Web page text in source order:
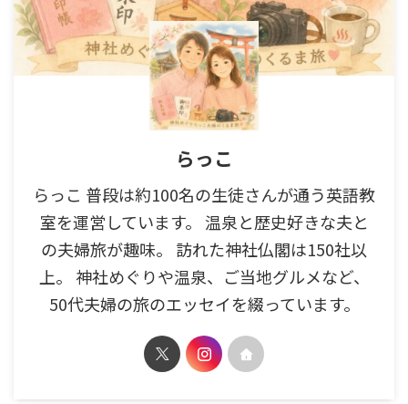
らっこ
らっこ 普段は約100名の生徒さんが通う英語教
室を運営しています。 温泉と歴史好きな夫と
の夫婦旅が趣味。 訪れた神社仏閣は150社以
上。 神社めぐりや温泉、ご当地グルメなど、
50代夫婦の旅のエッセイを綴っています。